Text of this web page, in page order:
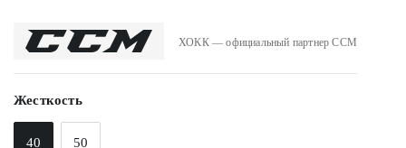
ХОКК — официальный партнер CCM
Жесткость
40 50